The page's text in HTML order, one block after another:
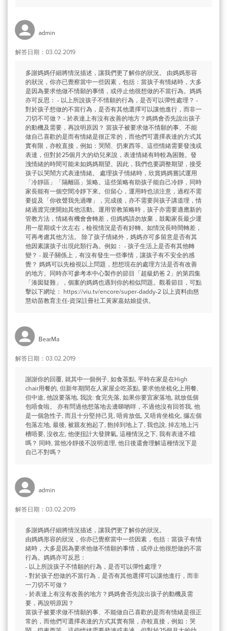
admin
解答日期：03.02.2019
多謝媽媽仔細將情況描述，讓我們更了解你的狀況。 由媽媽形容
的狀況，你亦已覺察當中一些因素，包括：當孩子有情緒時，大多
是因為要求他做不情願的事情，或停止他很想做的不當行為。媽媽
亦可反思： - 以上所說孩子不情願的行為，是否可以彈性處理？ -
對於孩子想做的不當行為，是否有其他選擇可以讓他進行，而非一
刀切不可做？ - 於表達上有沒有改善的地方？媽媽會否先說出孩子
的動機及需要，再說明原因？ 當孩子被要求做不情願的事、不能
做自己喜歡的是而有情緒是很正常的，而他們可選擇表達的方式其
實有限，亦較直接，例如：哭鬧、扔東西等。這些情緒需要發洩或
表達，但對於25個月大的幼兒來說，表達情緒有時較為困難。發
洩情緒的時間可能未如媽媽期望。因此，我們也要調整期望，接受
孩子以哭鬧方式表達情緒。 處理孩子情緒時，欣賞媽媽嘗試運用
「冷靜區」「隔離區」策略。這些策略有助孩子能自己冷靜，同時
家長能有一個空間冷靜下來。但留心，運用時也須注意，過程不需
要提及「你收聲我先過嚟」，完成後，亦不需要與孩子講道理，情
緒過渡完便開始其他活動。運用管教策略時，孩子亦需要適應新的
管教方法，情緒有機會會轉差，但媽媽請勿放棄，鼓勵家長最少運
用一星期或十次左右，檢視情況是否有好轉。如情況長時間轉差，
可再考慮其他方法。 除了孩子情緒外，媽媽亦可多留意是否有其
他因素讓孩子出現此類行為。例如： - 孩子生活上是否有其他轉
變？ - 親子關係上，有沒有發生一些事情，讓孩子有不安全的感
覺？ 媽媽可以先檢視以上問題，想想現在的處理方法是否有改善
的地方。同時亦可參考本中心製作的節目「超級奶爸 2」的第四集
「湊囡疑難」，個案的媽媽也遇到你的相似問題。觀看節目，可點
擊以下網址： https://viu.tv/encore/super-daddy-2 以上資料由慈
慧幼苗教育主任‧資深註冊社工黃家嘉姑娘提供。
BearMa
解答日期：03.02.2019
謝謝你的回覆, 就其中一個例子, 如食茶點, 平時在家是在High
chair用餐的, 但新年期間在人家屋企吃茶點, 要求他坐梳化上用餐,
但中途, 他說要落地, 我說: 食完先落, 如果你要宜家落地, 就放低個
包唔食啦。 亦有問過他想落地去邊睇啲咩，不過他沒有回答我, 他
是一個急性子, 而且十分堅持己見, 唔肯放低, 又唔肯坐梳化, 攞左個
包落左地, 最後, 被親友抱起了, 飽掉到地上了, 我也說, 掉左地上污
槽唔要, 沒收左, 他便扭計大發脾氣, 這種情況之下, 我有表達不檔
嗎？ 同時, 當他冷靜後不說明道理, 他日後還會理解這種情況下是
自己不對嗎？
admin
解答日期：03.02.2019
多謝媽媽仔細將情況描述，讓我們更了解你的狀況。
由媽媽形容的狀況，你亦已覺察當中一些因素，包括：當孩子有情
緒時，大多是因為要求他做不情願的事情，或停止他很想做的不當
行為。媽媽亦可反思：
- 以上所說孩子不情願的行為，是否可以彈性處理？
- 對於孩子想做的不當行為，是否有其他選擇可以讓他進行，而非
一刀切不可做？
- 於表達上有沒有改善的地方？媽媽會否先說出孩子的動機及需
要，再說明原因？
當孩子被要求做不情願的事、不能做自己喜歡的是而有情緒是很正
常的，而他們可選擇表達的方式其實有限，亦較直接，例如：哭